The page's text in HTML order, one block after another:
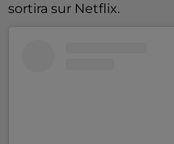
sortira sur Netflix.